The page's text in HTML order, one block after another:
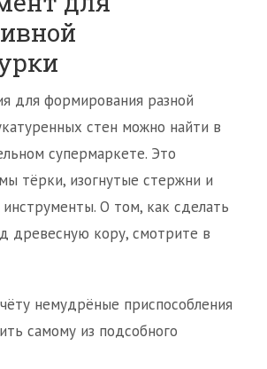
для формирования разной
стен можно найти в
супермаркете. Это
тёрки, изогнутые стержни и
О том, как сделать
древесную кору, смотрите в
немудрёные приспособления
самому из подсобного